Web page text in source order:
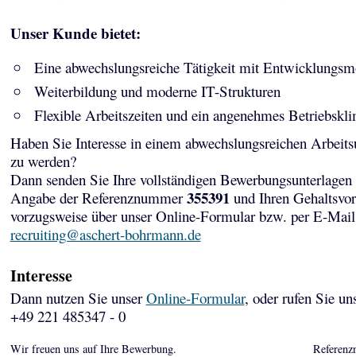
Unser Kunde bietet:
Eine abwechslungsreiche Tätigkeit mit
Weiterbildung und moderne IT-Strukturen
Flexible Arbeitszeiten und ein angenehmes
Haben Sie Interesse in einem abwechslungsreichen
zu werden?
Dann senden Sie Ihre vollständigen Bewerbungsunterlagen
Angabe der Referenznummer355391und Ihren
vorzugsweise über unser Online-Formular bzw. per E-
recruiting@aschert-bohrmann.de
Interesse
Dann nutzen Sie unserOnline-Formular, oder rufen Sie
+49 221 485347 - 0
Wir freuen uns auf Ihre Bewerbung.